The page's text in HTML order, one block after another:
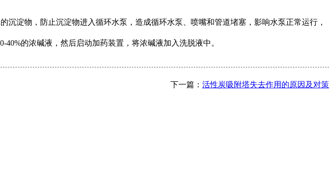
淀物，防止沉淀物进入循环水泵，造成循环水泵、喷嘴和管道堵塞，影响水泵正常运行，
的浓碱液，然后启动加药装置，将浓碱液加入洗脱液中。
下一篇： 活性炭吸附塔失去作用的原因及对策